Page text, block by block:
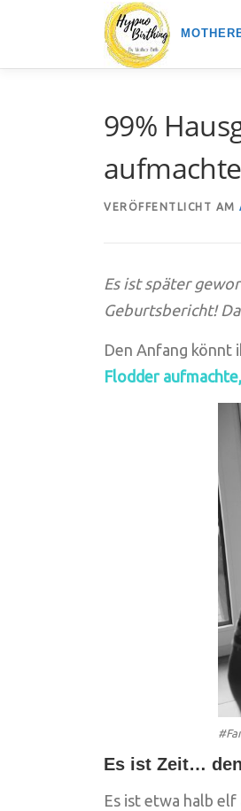
springen
99%
VERÖFFENTLICHT AM
Es ist später
Geburtsbericht!
Den Anfang könnt
Flodder
Es ist Zeit…
Es ist etwa halb elf